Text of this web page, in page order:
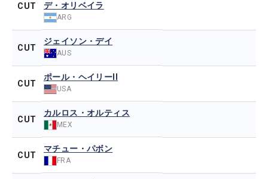
CUT
デ・オリベイラ
ARG
CUT
ジェイソン・デイ
AUS
CUT
ポール・ヘイリーII
USA
CUT
カルロス・オルティス
MEX
CUT
マチュー・パボン
FRA